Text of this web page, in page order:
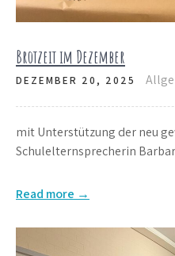
Brotzeit im Dezember
DEZEMBER 20, 2025
mit Unterstützung der neu
Schulelternsprecherin
Read more →